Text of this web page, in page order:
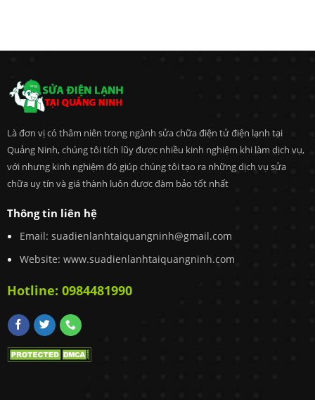
Là đơn vị có thâm niên trong ngành sửa chữa điện tử điện lạnh tại
Quảng Ninh, chúng tôi tích lũy được nhiều kinh nghiệm khi làm dịch vụ,
với nhưng kinh nghiệm đó giúp chúng tôi tạo ra những dịch vụ sửa
chữa uy tín và giá thành luôn được đàm bảo tốt nhất
Thông tin liên hệ
Email: suadienlanhtaiquangninh@gmail.com
Website: www.suadienlanhtaiquangninh.com
Hotline: 0984481990